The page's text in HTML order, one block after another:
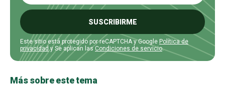
SUSCRIBIRME
Este sitio está protegido por reCAPTCHA y Google Política de
privacidad y Se aplican lasCondiciones de servicio.
Más sobre este tema